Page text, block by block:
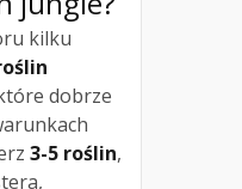
kilku
dobrze
3-5 roślin,